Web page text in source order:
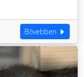
Bővebben